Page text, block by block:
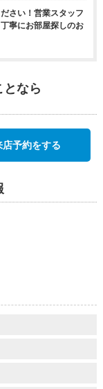
さい！営業スタッフ
寧にお部屋探しのお
となら
店予約をする